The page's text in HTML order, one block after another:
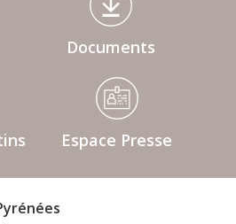
Documents
Espace Presse